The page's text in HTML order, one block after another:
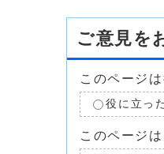
ご意見を
このページ
役に立った
このページ